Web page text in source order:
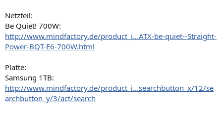
Netzteil:
Be Quiet! 700W:
http://www.mindfactory.de/product_i...ATX-be-quiet--Straight-
Power-BQT-E6-700W.html
Platte:
Samsung 1TB:
http://www.mindfactory.de/product_i...searchbutton_x/12/se
archbutton_y/3/act/search